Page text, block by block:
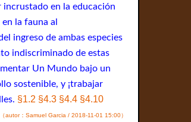
incrustado en la educación
la fauna al
ingreso de ambas especies
indiscriminado de estas
Un Mundo bajo un
sostenible, y ¡trabajar
§1.2 §4.3 §4.4 §4.10
（autor：Samuel Garcia / 2018-11-01 15:00）